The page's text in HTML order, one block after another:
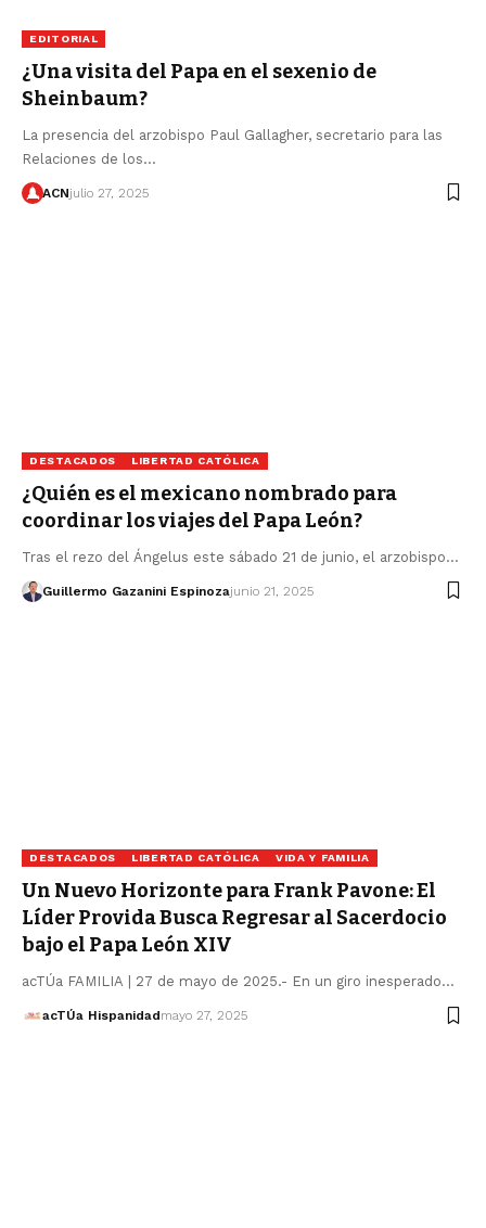
EDITORIAL
¿Una visita del Papa en el sexenio de
Sheinbaum?
La presencia del arzobispo Paul Gallagher, secretario para las
Relaciones de los…
ACNjulio 27, 2025
DESTACADOS LIBERTAD CATÓLICA
¿Quién es el mexicano nombrado para
coordinar los viajes del Papa León?
Tras el rezo del Ángelus este sábado 21 de junio, el arzobispo…
Guillermo Gazanini Espinozajunio 21, 2025
DESTACADOS LIBERTAD CATÓLICA VIDA Y FAMILIA
Un Nuevo Horizonte para Frank Pavone: El
Líder Provida Busca Regresar al Sacerdocio
bajo el Papa León XIV
acTÚa FAMILIA | 27 de mayo de 2025.- En un giro inesperado…
acTÚa Hispanidadmayo 27, 2025